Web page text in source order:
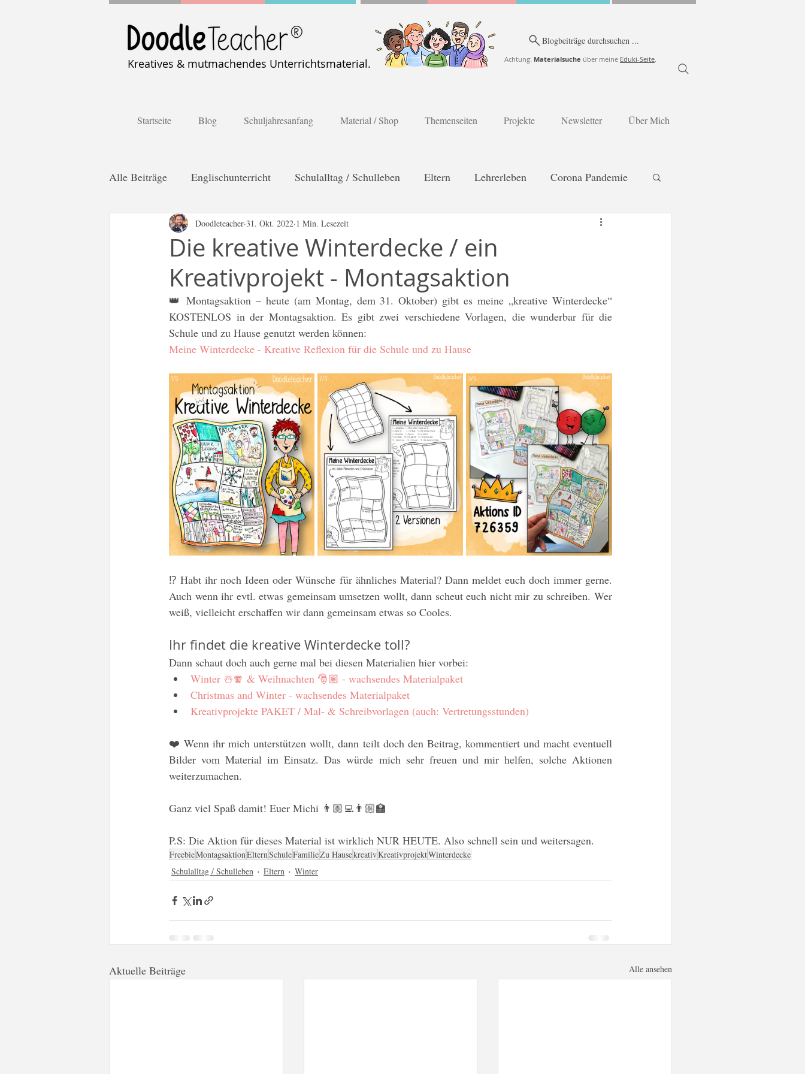
Kreatives & mutmachendes Unterrichtsmaterial. Achtung: Materialsuche über meine Eduki-Seite.
Blogbeiträge durchsuchen ...
Startseite Blog Schuljahresanfang Material / Shop Themenseiten Projekte Newsletter Über Mich
Alle Beiträge Englischunterricht Schulalltag / Schulleben Eltern Lehrerleben Corona Pandemie
Distanzlernen Kooperatives Lernen Poster
Teacher Tip Methodentalk Umwelt / Welt Unterrichtsmaterial
Deutsch als Fremdsprache DaF / DaZ Weihnachten Klassenlehrer*in Sketchnotes Post-Its
Geschenkideen Schulstart
Die kreative Winterdecke / ein
Kreativprojekt - Montagsaktion
Doodleteacher 31. Okt. 2022 1 Min. Lesezeit
👑 Montagsaktion – heute (am Montag, dem 31. Oktober) gibt es meine „kreative Winterdecke“
KOSTENLOS in der Montagsaktion. Es gibt zwei verschiedene Vorlagen, die wunderbar für die
Schule und zu Hause genutzt werden können:
Meine Winterdecke - Kreative Reflexion für die Schule und zu Hause
⁉️ Habt ihr noch Ideen oder Wünsche für ähnliches Material? Dann meldet euch doch immer gerne.
Auch wenn ihr evtl. etwas gemeinsam umsetzen wollt, dann scheut euch nicht mir zu schreiben. Wer
weiß, vielleicht erschaffen wir dann gemeinsam etwas so Cooles.
Ihr findet die kreative Winterdecke toll?
Dann schaut doch auch gerne mal bei diesen Materialien hier vorbei:
Winter ☃️🧣 & Weihnachten 🎅🏽 - wachsendes Materialpaket
Christmas and Winter - wachsendes Materialpaket
Kreativprojekte PAKET / Mal- & Schreibvorlagen (auch: Vertretungsstunden)
❤️ Wenn ihr mich unterstützen wollt, dann teilt doch den Beitrag, kommentiert und macht eventuell
Bilder vom Material im Einsatz. Das würde mich sehr freuen und mir helfen, solche Aktionen
weiterzumachen.
Ganz viel Spaß damit! Euer Michi 👨🏼‍💻👨🏼‍🏫
P.S: Die Aktion für dieses Material ist wirklich NUR HEUTE. Also schnell sein und weitersagen.
FreebieMontagsaktionElternSchuleFamilieZu HausekreativKreativprojektWinterdecke
Schulalltag / Schulleben
Eltern Winter
Aktuelle Beiträge Alle ansehen